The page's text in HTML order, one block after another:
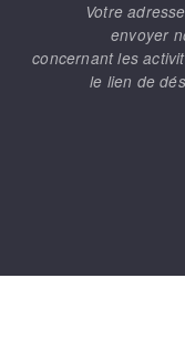
Votre
envoyer
concernant les
le lien de